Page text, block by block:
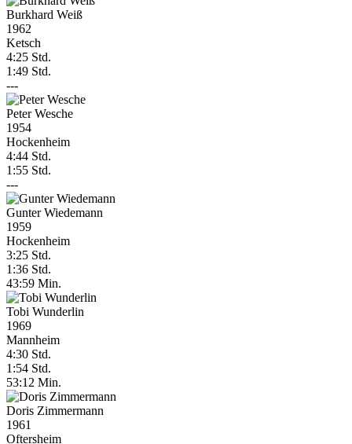
Burkhard Weiß
1962
Ketsch
4:25 Std.
1:49 Std.
---
Peter Wesche
1954
Hockenheim
4:44 Std.
1:55 Std.
---
Gunter Wiedemann
1959
Hockenheim
3:25 Std.
1:36 Std.
43:59 Min.
Tobi Wunderlin
1969
Mannheim
4:30 Std.
1:54 Std.
53:12 Min.
Doris Zimmermann
1961
Oftersheim